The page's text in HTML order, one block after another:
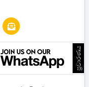
ප්‍රචාරණය